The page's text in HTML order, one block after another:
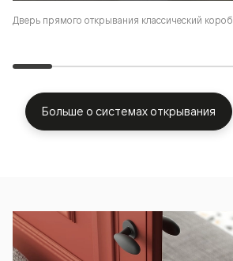
Дверь прямого открывания классический короб
Больше о системах открывания